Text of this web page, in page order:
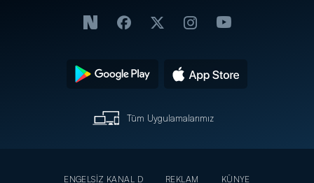
Tüm Uygulamalarımız
ENGELSİZ KANAL D REKLAM
KÜNYE